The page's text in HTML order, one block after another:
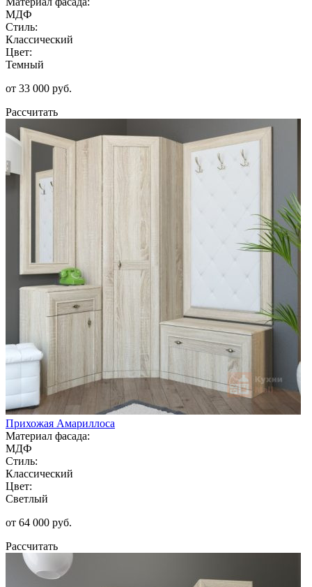
МДФ
Стиль:
Классический
Цвет:
Темный
от 33 000 руб.
Рассчитать
Прихожая Амариллоса
Материал фасада:
МДФ
Стиль:
Классический
Цвет:
Светлый
от 64 000 руб.
Рассчитать